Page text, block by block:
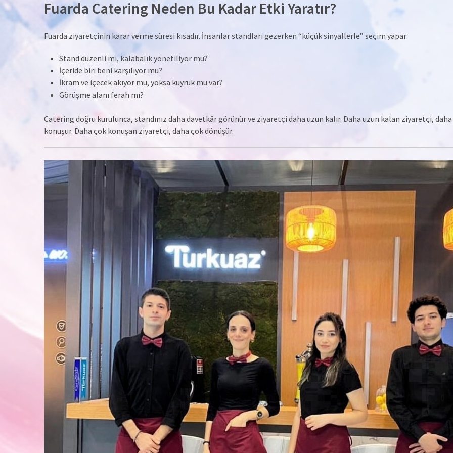
Fuarda Catering Neden Bu Kadar Etki Yaratır?
Fuarda ziyaretçinin karar verme süresi kısadır. İnsanlar standları gezerken “küçük sinyallerle” seçim yapar:
Stand düzenli mi, kalabalık yönetiliyor mu?
İçeride biri beni karşılıyor mu?
İkram ve içecek akıyor mu, yoksa kuyruk mu var?
Görüşme alanı ferah mı?
Catering doğru kurulunca, standınız daha davetkâr görünür ve ziyaretçi daha uzun kalır. Daha uzun kalan ziyaretçi,
konuşur. Daha çok konuşan ziyaretçi, daha çok dönüşür.